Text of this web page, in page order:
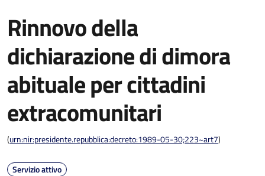
Rinnovo della
dichiarazione di dimora
abituale per cittadini
extracomunitari
(urn:nir:presidente.repubblica:decreto:1989-05-30;223~art7)
Servizio attivo